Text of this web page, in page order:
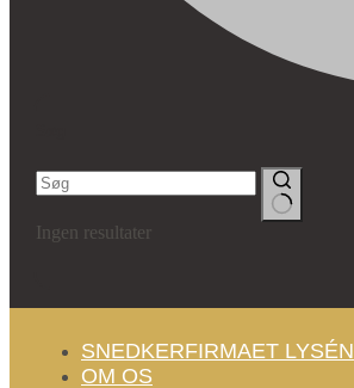
Ingen resultater
SNEDKERFIRMAET LYSÉN
OM OS